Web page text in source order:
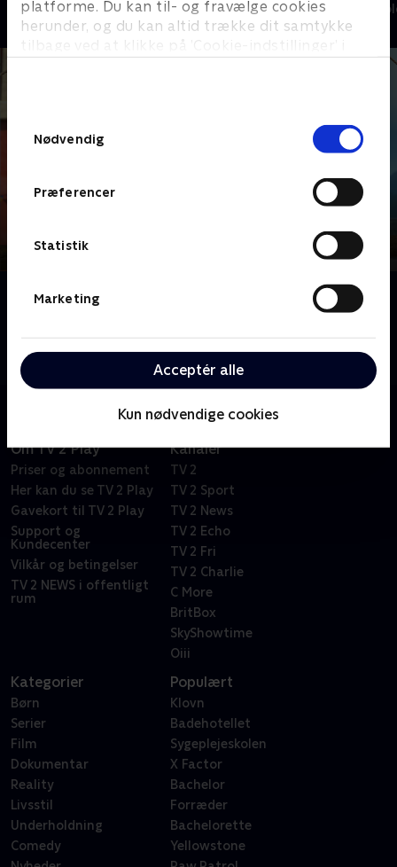
platforme. Du kan til- og fravælge cookies
herunder, og du kan altid trække dit samtykke
tilbage ved at klikke på ’Cookie-indstillinger’ i
Nødvendig
Præferencer
Statistik
Marketing
Acceptér alle
Kun nødvendige cookies
Børne-underholdning • 1 sæsoner Børne-
Om Hav-kaptajnen Santiago
Sammen med sine to bedste venner Tomás og
pirat Santi ud på caribiske eventyr.
Om TV 2 Play
Priser og abonnement
Her kan du se TV 2 Play
Gavekort til TV 2 Play
Support og
Kundecenter
Vilkår og betingelser
TV 2 NEWS i offentligt
rum
Kanaler
TV 2
TV 2 Sport
TV 2 News
TV 2 Echo
TV 2 Fri
TV 2 Charlie
C More
BritBox
SkyShowtime
Oiii
Kategorier
Børn
Serier
Film
Dokumentar
Reality
Livsstil
Underholdning
Comedy
Populært
Klovn
Badehotellet
Sygeplejeskolen
X Factor
Bachelor
Forræder
Bachelorette
Yellowstone